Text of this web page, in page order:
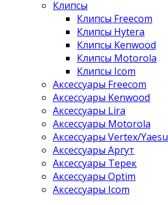
Клипсы
Клипсы Freecom
Клипсы Hytera
Клипсы Kenwood
Клипсы Motorola
Клипсы Icom
Аксессуары Freecom
Аксессуары Kenwood
Аксессуары Lira
Аксессуары Motorola
Аксессуары Vertex/Yaesu
Аксессуары Аргут
Аксессуары Терек
Аксессуары Optim
Аксессуары Icom